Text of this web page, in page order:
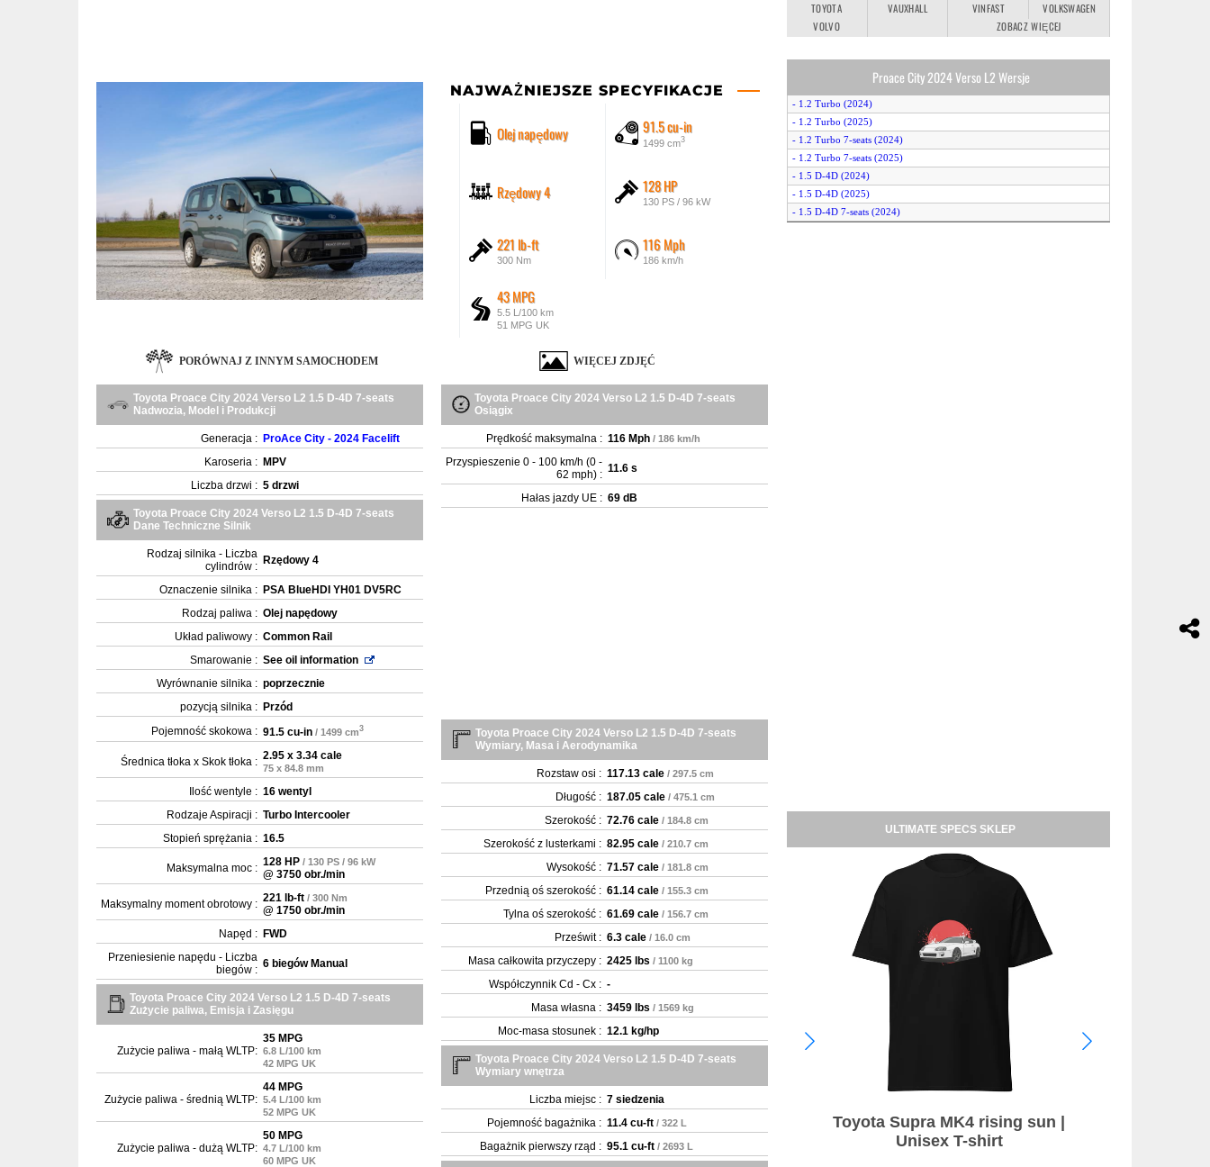
NAJWAŻNIEJSZE SPECYFIKACJE
Olej napędowy 91.5 cu-in
1499 cm3
Rzędowy 4 128 HP
130 PS / 96 kW
221 lb-ft
300 Nm
116 Mph
186 km/h
43 MPG
5.5 L/100 km
51 MPG UK
PORÓWNAJ Z INNYM SAMOCHODEM WIĘCEJ ZDJĘĆ
Toyota Proace City 2024 Verso L2 1.5 D-4D 7-seats
Nadwozia, Model i Produkcji
Generacja : ProAce City - 2024 Facelift
Karoseria : MPV
Liczba drzwi : 5 drzwi
Toyota Proace City 2024 Verso L2 1.5 D-4D 7-seats
Dane Techniczne Silnik
Rodzaj silnika - Liczba
cylindrów : Rzędowy 4
Oznaczenie silnika : PSA BlueHDI YH01 DV5RC
Rodzaj paliwa : Olej napędowy
Układ paliwowy : Common Rail
Smarowanie : See oil information
Wyrównanie silnika : poprzecznie
pozycją silnika : Przód
Pojemność skokowa : 91.5 cu-in / 1499 cm3
Średnica tłoka x Skok tłoka : 2.95 x 3.34 cale
75 x 84.8 mm
Ilość wentyle : 16 wentyl
Rodzaje Aspiracji : Turbo Intercooler
Stopień sprężania : 16.5
Maksymalna moc : 128 HP / 130 PS / 96 kW
@ 3750 obr./min
Maksymalny moment obrotowy : 221 lb-ft / 300 Nm
@ 1750 obr./min
Napęd : FWD
Przeniesienie napędu - Liczba
biegów : 6 biegów Manual
Toyota Proace City 2024 Verso L2 1.5 D-4D 7-seats
Zużycie paliwa, Emisja i Zasięgu
Zużycie paliwa - małą WLTP:
35 MPG
6.8 L/100 km
42 MPG UK
Zużycie paliwa - średnią WLTP:
44 MPG
5.4 L/100 km
52 MPG UK
Zużycie paliwa - dużą WLTP:
50 MPG
4.7 L/100 km
60 MPG UK
Toyota Proace City 2024 Verso L2 1.5 D-4D 7-seats
Osiągix
Prędkość maksymalna : 116 Mph / 186 km/h
Przyspieszenie 0 - 100 km/h (0 -
62 mph) : 11.6 s
Hałas jazdy UE : 69 dB
Toyota Proace City 2024 Verso L2 1.5 D-4D 7-seats
Wymiary, Masa i Aerodynamika
Rozstaw osi : 117.13 cale / 297.5 cm
Długość : 187.05 cale / 475.1 cm
Szerokość : 72.76 cale / 184.8 cm
Szerokość z lusterkami : 82.95 cale / 210.7 cm
Wysokość : 71.57 cale / 181.8 cm
Przednią oś szerokość : 61.14 cale / 155.3 cm
Tylna oś szerokość : 61.69 cale / 156.7 cm
Prześwit : 6.3 cale / 16.0 cm
Masa całkowita przyczepy : 2425 lbs / 1100 kg
Współczynnik Cd - Cx : -
Masa własna : 3459 lbs / 1569 kg
Moc-masa stosunek : 12.1 kg/hp
Toyota Proace City 2024 Verso L2 1.5 D-4D 7-seats
Wymiary wnętrza
Liczba miejsc : 7 siedzenia
Pojemność bagażnika : 11.4 cu-ft / 322 L
Bagażnik pierwszy rząd : 95.1 cu-ft / 2693 L
TOYOTA
VAUXHALL VINFAST
VOLKSWAGEN
VOLVO
ZOBACZ WIĘCEJ
Proace City 2024 Verso L2 Wersje
- 1.2 Turbo (2024)
- 1.2 Turbo (2025)
- 1.2 Turbo 7-seats (2024)
- 1.2 Turbo 7-seats (2025)
- 1.5 D-4D (2024)
- 1.5 D-4D (2025)
- 1.5 D-4D 7-seats (2024)
ULTIMATE SPECS SKLEP